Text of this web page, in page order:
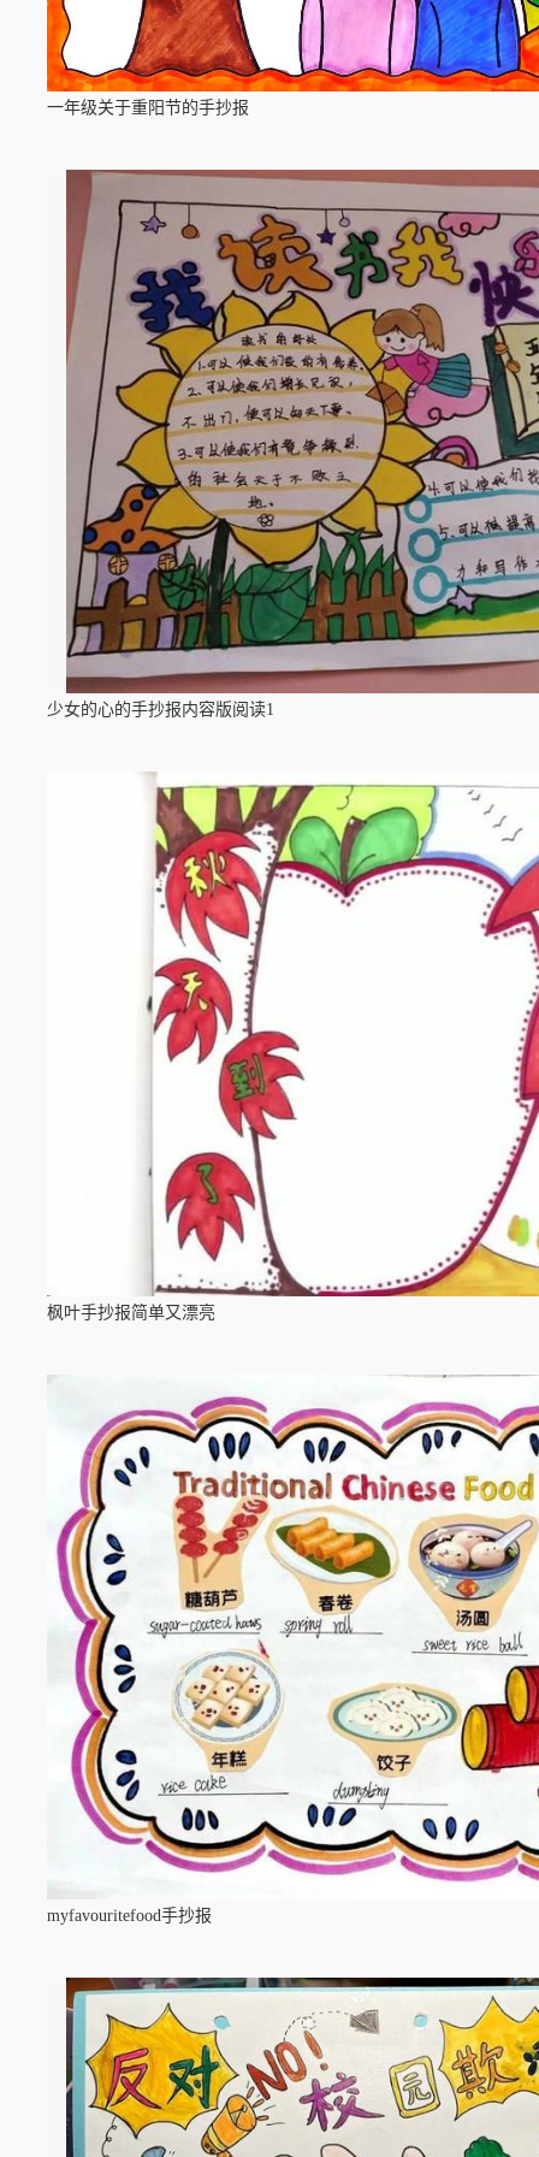
一年级关于重阳节的手抄报
少女的心的手抄报内容版阅读1
枫叶手抄报简单又漂亮
myfavouritefood手抄报